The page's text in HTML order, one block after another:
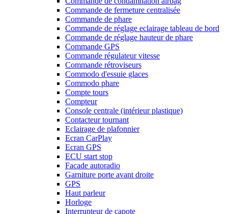
Commande de fermeture centralisée
Commande de phare
Commande de réglage eclairage tableau de bord
Commande de réglage hauteur de phare
Commande GPS
Commande régulateur vitesse
Commande rétroviseurs
Commodo d'essuie glaces
Commodo phare
Compte tours
Compteur
Console centrale (intérieur plastique)
Contacteur tournant
Eclairage de plafonnier
Ecran CarPlay
Ecran GPS
ECU start stop
Facade autoradio
Garniture porte avant droite
GPS
Haut parleur
Horloge
Interrupteur de capote